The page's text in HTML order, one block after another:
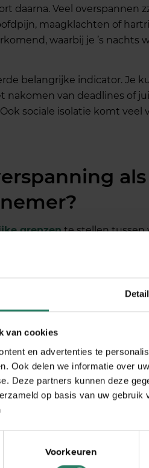
van cookies
en advertenties te
Ook delen we informatie over
Deze partners kunnen deze
op basis van uw
Voorkeuren
daarna. Veel overspannen
maagklachten of
waarbij je ’s nachts
belangrijke indicator. Je
van deadlines of
sociale isolatie komt veel
als
grenzente stellen tussen
te zeggen tegen projecten
begint met het erkennen
van je grenzen, omdat
Plan je werkweek
tijdblokken voor
om constant
door fysieke en mentale
slaapkamer en sluit je
die niets met werk
regelmatige zelfcontrole.